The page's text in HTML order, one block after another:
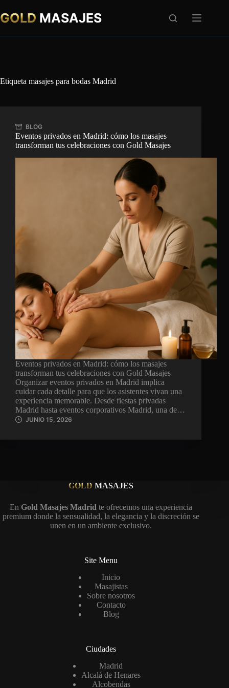
al
contenido
GOLD MASAJES
Etiqueta masajes para bodas Madrid
BLOG
Eventos privados en Madrid: cómo los masajes
transforman tus celebraciones con Gold Masajes
Eventos privados en Madrid: cómo los masajes
transforman tus celebraciones con Gold Masajes
Organizar eventos privados en Madrid implica
cuidar cada detalle para que los asistentes vivan una
experiencia memorable. Desde fiestas privadas
Madrid hasta eventos corporativos Madrid, una de…
JUNIO 15, 2026
GOLD MASAJES
En Gold Masajes Madrid te ofrecemos una experiencia
premium donde la sensualidad, la elegancia y la discreción se
unen en un ambiente exclusivo.
Site Menu
Inicio
Masajistas
Sobre nosotros
Contacto
Blog
Ciudades
Madrid
Alcalá de Henares
Alcobendas